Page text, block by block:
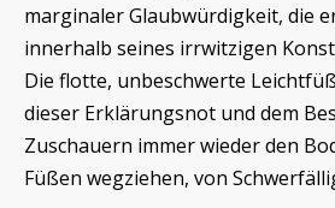
marginaler Glaubwürdigkeit, die
innerhalb seines irrwitzigen
Die flotte, unbeschwerte
dieser Erklärungsnot und dem
Zuschauern immer wieder den
Füßen wegziehen, von